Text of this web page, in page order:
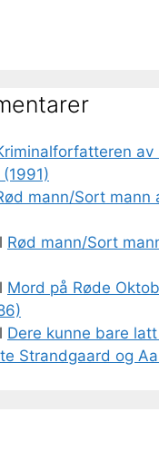
av
mann/Sort mann
Rød mann/Sort
Mord på Røde
Dere kunne bare
Strandgaard og